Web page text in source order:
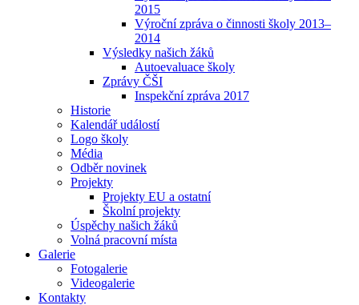
2015
Výroční zpráva o činnosti školy 2013–
2014
Výsledky našich žáků
Autoevaluace školy
Zprávy ČŠI
Inspekční zpráva 2017
Historie
Kalendář událostí
Logo školy
Média
Odběr novinek
Projekty
Projekty EU a ostatní
Školní projekty
Úspěchy našich žáků
Volná pracovní místa
Galerie
Fotogalerie
Videogalerie
Kontakty